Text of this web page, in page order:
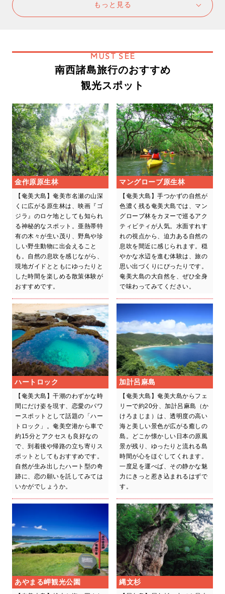
もっと見る
MUST SEE
南西諸島旅行のおすすめ
観光スポット
金作原原生林
【奄美大島】奄美市名瀬の山深
くに広がる原生林は、映画『ゴ
ジラ』のロケ地としても知られ
る神秘的なスポット。亜熱帯特
有の木々が生い茂り、野鳥や珍
しい野生動物に出会えること
も。自然の息吹を感じながら、
現地ガイドとともにゆったりと
した時間を楽しめる散策体験が
おすすめです。
マングローブ原生林
【奄美大島】手つかずの自然が
色濃く残る奄美大島では、マン
グローブ林をカヌーで巡るアク
ティビティが人気。水面すれす
れの視点から、迫力ある自然の
息吹を間近に感じられます。穏
やかな水辺を進む体験は、旅の
思い出づくりにぴったりです。
奄美大島の大自然を、ぜひ全身
で味わってみてください。
ハートロック
【奄美大島】干潮のわずかな時
間にだけ姿を現す、恋愛のパワ
ースポットとして話題の「ハー
トロック」。奄美空港から車で
約15分とアクセスも良好なの
で、到着後や帰路の立ち寄りス
ポットとしてもおすすめです。
自然が生み出したハート型の奇
跡に、恋の願いを託してみては
いかがでしょうか。
加計呂麻島
【奄美大島】奄美大島からフェ
リーで約20分、加計呂麻島（か
けろまじま）は、透明度の高い
海と美しい景色が広がる癒しの
島。どこか懐かしい日本の原風
景が残り、ゆったりと流れる島
時間が心をほぐしてくれます。
一度足を運べば、その静かな魅
力にきっと惹き込まれるはずで
す。
あやまる岬観光公園 縄文杉